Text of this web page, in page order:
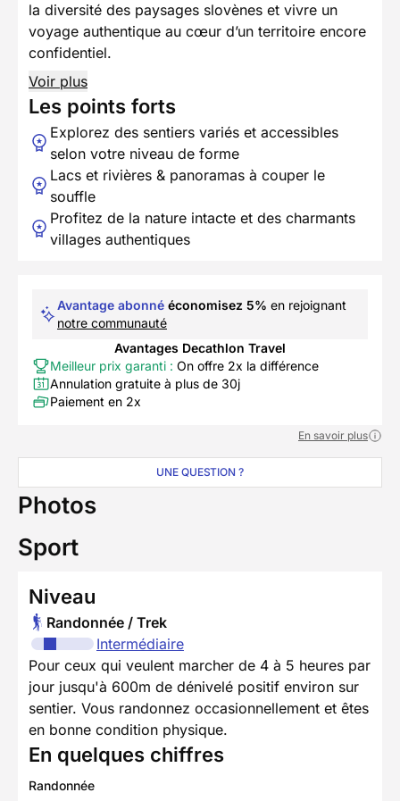
la diversité des paysages slovènes et vivre un
voyage authentique au cœur d’un territoire encore
confidentiel.
Voir plus
Les points forts
Explorez des sentiers variés et accessibles
selon votre niveau de forme
Lacs et rivières & panoramas à couper le
souffle
Profitez de la nature intacte et des charmants
villages authentiques
Avantage abonné économisez 5% en rejoignant
notre communauté
Avantages Decathlon Travel
Meilleur prix garanti : On offre 2x la différence
Annulation gratuite à plus de 30j
Paiement en 2x
En savoir plus
UNE QUESTION ?
Photos
Sport
Niveau
Randonnée / Trek
Intermédiaire
Pour ceux qui veulent marcher de 4 à 5 heures par
jour jusqu'à 600m de dénivelé positif environ sur
sentier. Vous randonnez occasionnellement et êtes
en bonne condition physique.
En quelques chiffres
Randonnée